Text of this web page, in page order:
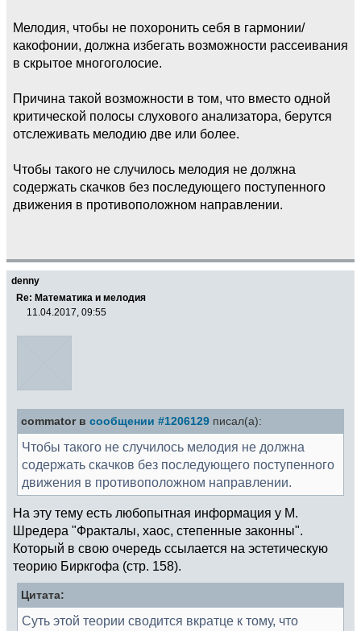
Мелодия, чтобы не похоронить себя в гармонии/
какофонии, должна избегать возможности рассеивания
в скрытое многоголосие.
Причина такой возможности в том, что вместо одной
критической полосы слухового анализатора, берутся
отслеживать мелодию две или более.
Чтобы такого не случилось мелодия не должна
содержать скачков без последующего поступенного
движения в противоположном направлении.
denny
Re: Математика и мелодия
11.04.2017, 09:55
commator в сообщении #1206129 писал(а):
Чтобы такого не случилось мелодия не должна
содержать скачков без последующего поступенного
движения в противоположном направлении.
На эту тему есть любопытная информация у М.
Шредера "Фракталы, хаос, степенные законны".
Который в свою очередь ссылается на эстетическую
теорию Биркгофа (стр. 158).
Цитата:
Суть этой теории сводится вкратце к тому, что